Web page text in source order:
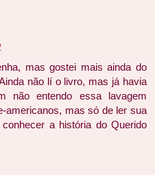
mas gostei mais ainda do
não lí o livro, mas já havia
não entendo essa lavagem
americanos, mas só de ler sua
a história do Querido